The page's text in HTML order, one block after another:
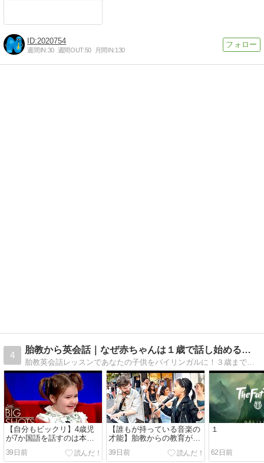
2020754
週間IN:30 週間OUT:50 月間IN:130
4
胎教から英会話｜なぜ赤ちゃんは１歳で話し始めるのか
胎教英会話レッスンであなたの子供をバイリンガルに！３歳までの子供の脳神経細胞は、爆発的に増えているそうです。この期間に、やれる事は全てしてあげたいのが親心ですよね。あっ！赤ちゃんが、目をランランと輝かせて、待っていますよ！
【自分もビックリ】4歳児
が7か国語を話すのは本当
だった！
39日前
【誰もが持っている音楽の
才能】胎教からの教育が正
しかった証明とは？
39日前
１
62日前